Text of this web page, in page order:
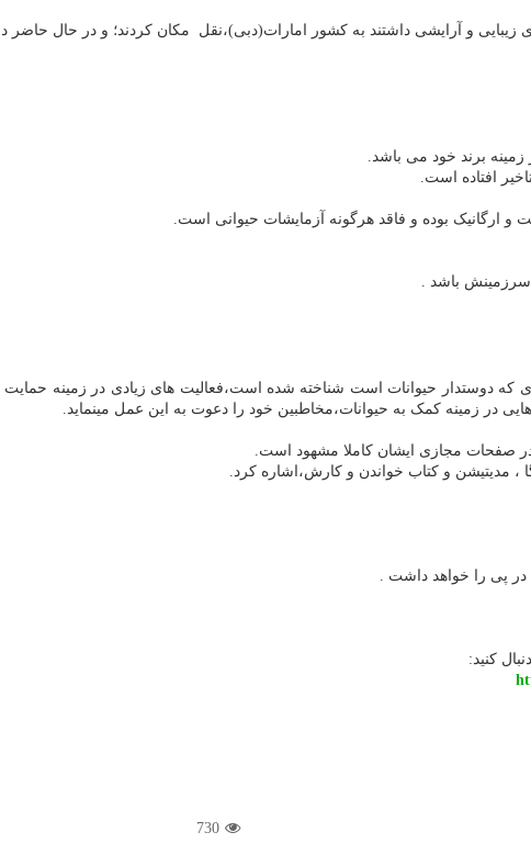
و آرایشی داشتند به کشور امارات(دبی)،نقل مکان کردند؛ و در حال حاضر
برند خود می باشد.
و ارگانیک بوده و فاقد هرگونه آزمایشات حیوانی است.
باشد .
دوستدار حیوانات است شناخته شده است،فعالیت های زیادی در زمینه حمایت
در زمینه کمک به حیوانات،مخاطبین خود را دعوت به این عمل مینماید.
صفحات مجازی ایشان کاملا مشهود است.
، مدیتیشن و کتاب خواندن و کارش،اشاره کرد.
پی را خواهد داشت .
کنید:
730